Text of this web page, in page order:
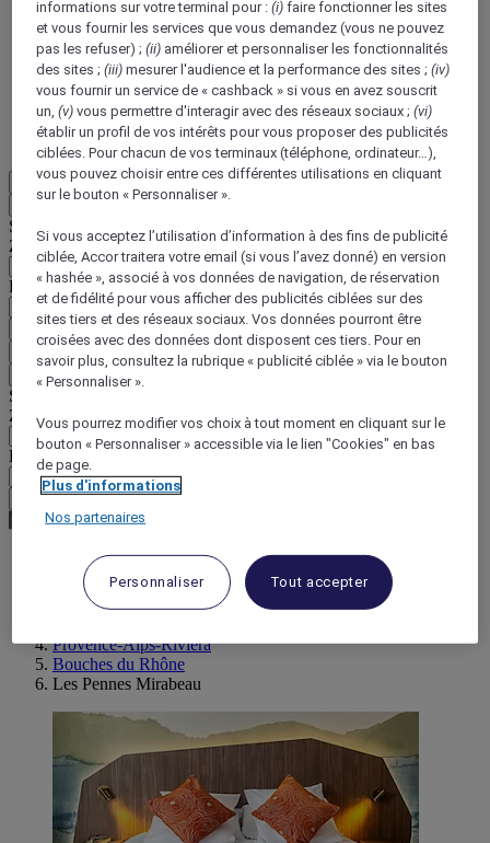
ALL Accor+ Voyager
15% de réduction toute l'annéesur vos séjours dans
+30 marques
DÉCOUVRIR
Plus
Sélectionnez votre zone et votre langue ci-dessous
Zone géographique
Pays/Région - Langue
Valider votre zone et votre langue
Retour
Sélectionnez votre devise ci-dessous
Zone géographique
Devise
Valider ma devise
World
Europe
Provence-Alps-Riviera
Bouches du Rhône
Les Pennes Mirabeau
informations sur votre terminal pour :(i) faire fonctionner les sites
et vous fournir les services que vous demandez (vous ne pouvez
pas les refuser) ;(ii) améliorer et personnaliser les fonctionnalités
des sites ;(iii) mesurer l'audience et la performance des sites ;(iv)
vous fournir un service de « cashback » si vous en avez souscrit
un,(v) vous permettre d'interagir avec des réseaux sociaux ;(vi)
établir un profil de vos intérêts pour vous proposer des publicités
ciblées. Pour chacun de vos terminaux (téléphone, ordinateur…),
vous pouvez choisir entre ces différentes utilisations en cliquant
sur le bouton « Personnaliser ».
Si vous acceptez l’utilisation d’information à des fins de publicité
ciblée, Accor traitera votre email (si vous l’avez donné) en version
« hashée », associé à vos données de navigation, de réservation
et de fidélité pour vous afficher des publicités ciblées sur des
sites tiers et des réseaux sociaux. Vos données pourront être
croisées avec des données dont disposent ces tiers. Pour en
savoir plus, consultez la rubrique « publicité ciblée » via le bouton
« Personnaliser ».
Vous pourrez modifier vos choix à tout moment en cliquant sur le
bouton « Personnaliser » accessible via le lien "Cookies" en bas
de page.
Plus d'informations
Nos partenaires
Personnaliser Tout accepter